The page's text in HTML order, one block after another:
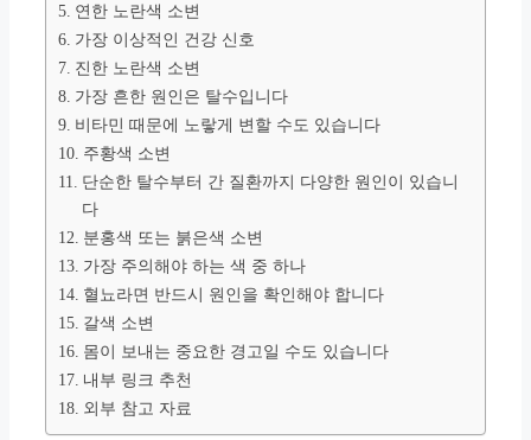
연한 노란색 소변
가장 이상적인 건강 신호
진한 노란색 소변
가장 흔한 원인은 탈수입니다
비타민 때문에 노랗게 변할 수도 있습니다
주황색 소변
단순한 탈수부터 간 질환까지 다양한 원인이 있습니
다
분홍색 또는 붉은색 소변
가장 주의해야 하는 색 중 하나
혈뇨라면 반드시 원인을 확인해야 합니다
갈색 소변
몸이 보내는 중요한 경고일 수도 있습니다
내부 링크 추천
외부 참고 자료